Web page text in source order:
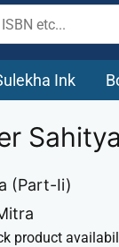
Ink
(Part-Ii)
product